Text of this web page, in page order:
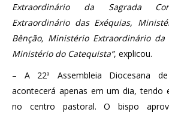
Extraordinário da Sagrada
Extraordinário das Exéquias,
Bênção, Ministério Extraordinário
Ministério do Catequista”, explicou.
– A 22ª Assembleia Diocesana
acontecerá apenas em um dia, tendo
no centro pastoral. O bispo